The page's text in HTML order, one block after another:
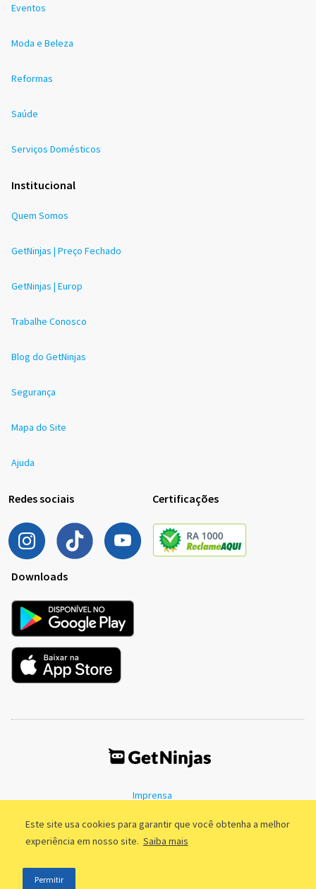
Este site usa cookies para garantir que você obtenha a melhor
experiência em nosso site. Saiba mais
Permitir
Eventos
Moda e Beleza
Reformas
Saúde
Serviços Domésticos
Institucional
Quem Somos
GetNinjas | Preço Fechado
GetNinjas | Europ
Trabalhe Conosco
Blog do GetNinjas
Segurança
Mapa do Site
Ajuda
Redes sociais Certificações
Downloads
Imprensa
Política de Privacidade
©2011 - 2026, GetNinjas LTDA. CNPJ 55.744.877/0001-89 - Rua Dr.